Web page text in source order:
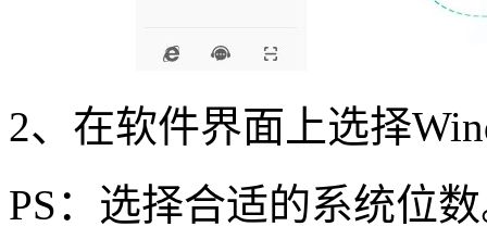
2、在软件界面上选择
PS：选择合适的系统位